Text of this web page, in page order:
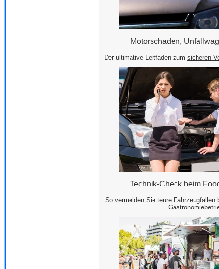
Motorschaden,
Der ultimative Leitfaden zum sicheren
Technik-Check beim
So vermeiden Sie teure Fahrzeugfallen